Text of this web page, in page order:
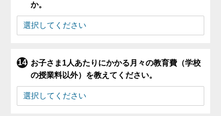
か。
お子さま1人あたりにかかる月々の教育費（学校
の授業料以外）を教えてください。